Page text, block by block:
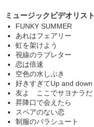
ミュージックビデオリスト
FUNKY SUMMER
あれはフェアリー
虹を架けよう
視線のラブレター
恋は倍速
空色の水しぶき
好きすぎてUp and down
友よ ここでサヨナラだ
昇降口で会えたら
スペアのない恋
制服のパラシュート